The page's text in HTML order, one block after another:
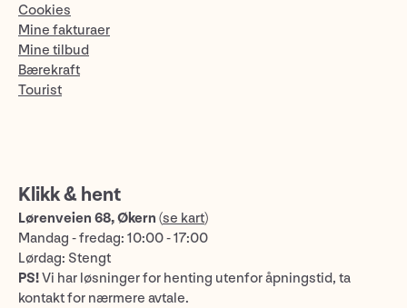
Cookies
Mine fakturaer
Mine tilbud
Bærekraft
Tourist
Klikk & hent
Lørenveien 68, Økern (se kart)
Mandag - fredag: 10:00 - 17:00
Lørdag: Stengt
PS!Vi har løsninger for henting utenfor åpningstid, ta
kontakt for nærmere avtale.